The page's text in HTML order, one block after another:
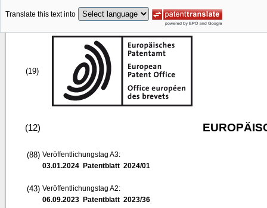
Translate this text into
(19)
(12)
(88) Veröffentlichungstag A3:
03.01.2024 Patentblatt 2024/01
(43) Veröffentlichungstag A2:
06.09.2023 Patentblatt 2023/36